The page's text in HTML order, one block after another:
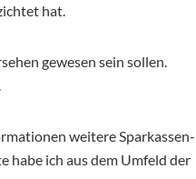
hat.
gewesen sein sollen.
weitere Sparkassen-
habe ich aus dem Umfeld der